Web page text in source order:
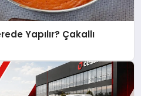
Yapılır? Çakallı